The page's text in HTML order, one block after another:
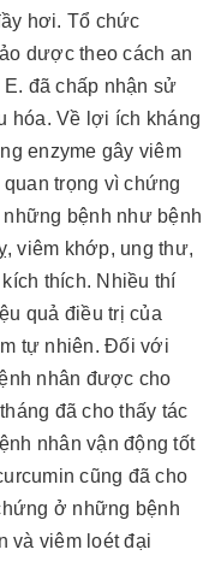
hơi. Tổ chức
dược theo cách an
đã chấp nhận sử
hóa. Về lợi ích kháng
enzyme gây viêm
trọng vì chứng
bệnh như bệnh
viêm khớp, ung thư,
thích. Nhiều thí
quả điều trị của
tự nhiên. Đối với
nhân được cho
đã cho thấy tác
nhân vận động tốt
cũng đã cho
ở những bệnh
và viêm loét đại